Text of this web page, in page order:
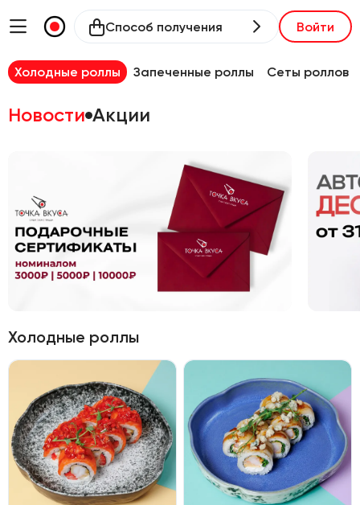
Способ получения Войти
Холодные роллы Запеченные роллы Сеты роллов
Новости Акции
Холодные роллы